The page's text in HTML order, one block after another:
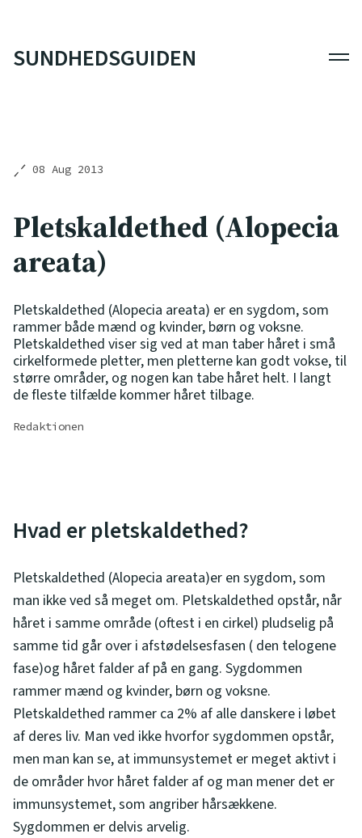
SUNDHEDSGUIDEN
08 Aug 2013
Pletskaldethed (Alopecia
areata)
Pletskaldethed (Alopecia areata) er en sygdom, som
rammer både mænd og kvinder, børn og voksne.
Pletskaldethed viser sig ved at man taber håret i små
cirkelformede pletter, men pletterne kan godt vokse, til
større områder, og nogen kan tabe håret helt. I langt
de fleste tilfælde kommer håret tilbage.
Redaktionen
Hvad er pletskaldethed?
Pletskaldethed (Alopecia areata)er en sygdom, som
man ikke ved så meget om. Pletskaldethed opstår, når
håret i samme område (oftest i en cirkel) pludselig på
samme tid går over i afstødelsesfasen ( den telogene
fase)og håret falder af på en gang. Sygdommen
rammer mænd og kvinder, børn og voksne.
Pletskaldethed rammer ca 2% af alle danskere i løbet
af deres liv. Man ved ikke hvorfor sygdommen opstår,
men man kan se, at immunsystemet er meget aktivt i
de områder hvor håret falder af og man mener det er
immunsystemet, som angriber hårsækkene.
Sygdommen er delvis arvelig.